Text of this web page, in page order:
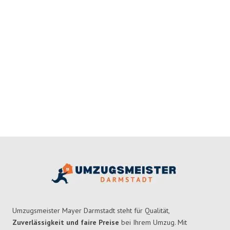
Umzugsmeister Mayer Darmstadt steht für Qualität,
Zuverlässigkeit und faire Preise bei Ihrem Umzug. Mit